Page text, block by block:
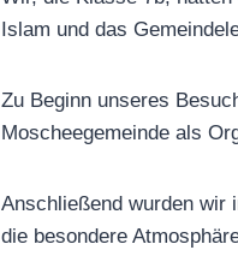
Islam und das
Zu Beginn unseres
Moscheegemeinde als
Anschließend wurden wir
die besondere